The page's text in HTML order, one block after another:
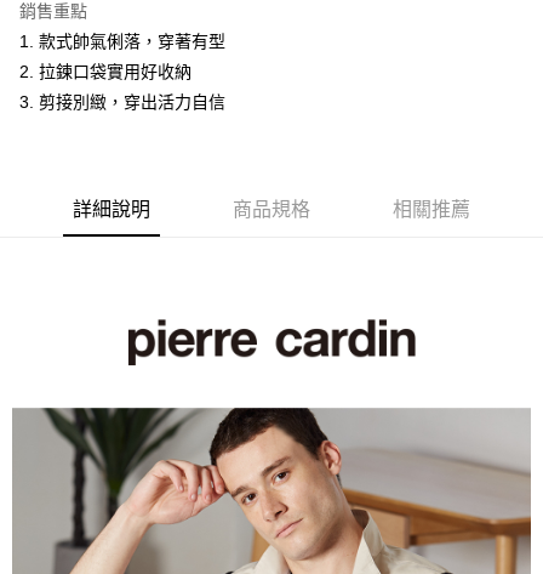
ATM付款
付款後全家取貨
每筆NT$60，滿NT$1,200(含以上)免運費
每筆NT$60，滿NT$1,200(含以上)免運費
付款後萊爾富取貨
7-11取貨付款
每筆NT$60，滿NT$1,200(含以上)免運費
付款後7-11取貨
每筆NT$60，滿NT$1,200(含以上)免運費
銷售重點
1. 款式帥氣俐落，穿著有型
2. 拉鍊口袋實用好收納
3. 剪接別緻，穿出活力自信
詳細說明 商品規格 相關推薦